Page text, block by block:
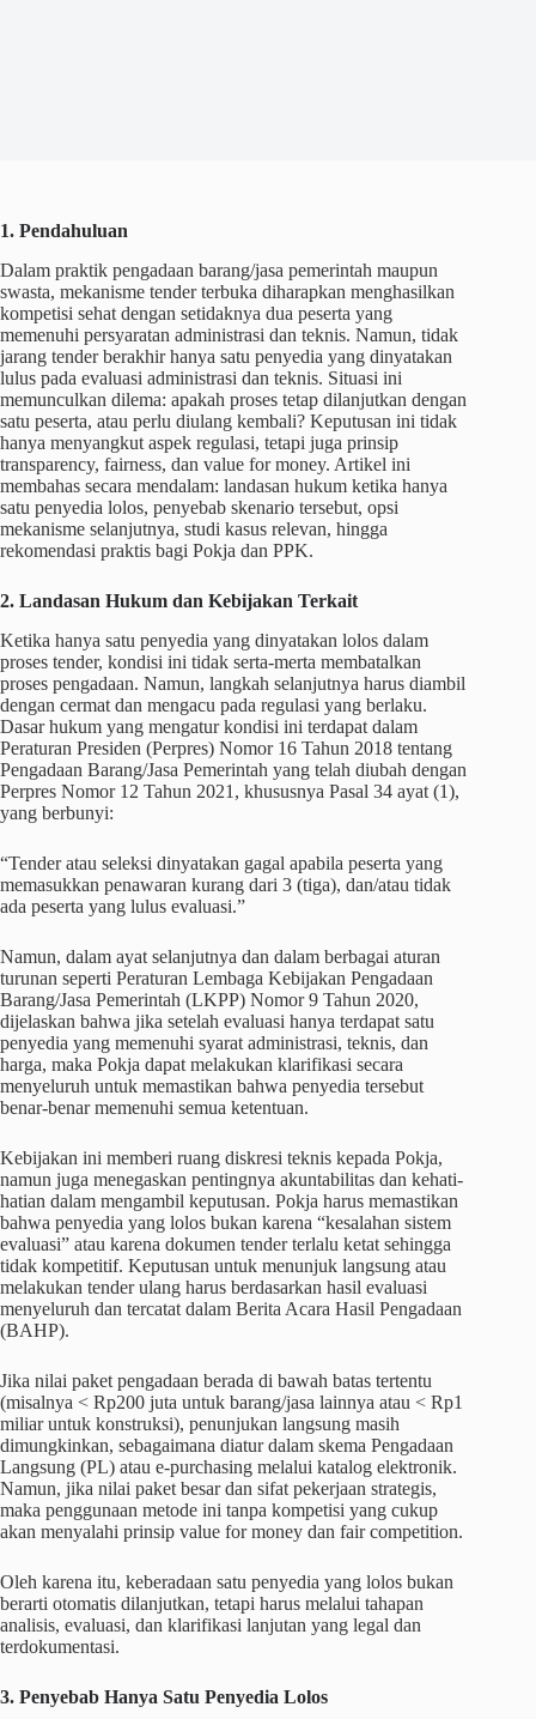
1. Pendahuluan
Dalam praktik pengadaan barang/jasa pemerintah maupun
swasta, mekanisme tender terbuka diharapkan menghasilkan
kompetisi sehat dengan setidaknya dua peserta yang
memenuhi persyaratan administrasi dan teknis. Namun, tidak
jarang tender berakhir hanya satu penyedia yang dinyatakan
lulus pada evaluasi administrasi dan teknis. Situasi ini
memunculkan dilema: apakah proses tetap dilanjutkan dengan
satu peserta, atau perlu diulang kembali? Keputusan ini tidak
hanya menyangkut aspek regulasi, tetapi juga prinsip
transparency, fairness, dan value for money. Artikel ini
membahas secara mendalam: landasan hukum ketika hanya
satu penyedia lolos, penyebab skenario tersebut, opsi
mekanisme selanjutnya, studi kasus relevan, hingga
rekomendasi praktis bagi Pokja dan PPK.
2. Landasan Hukum dan Kebijakan Terkait
Ketika hanya satu penyedia yang dinyatakan lolos dalam
proses tender, kondisi ini tidak serta-merta membatalkan
proses pengadaan. Namun, langkah selanjutnya harus diambil
dengan cermat dan mengacu pada regulasi yang berlaku.
Dasar hukum yang mengatur kondisi ini terdapat dalam
Peraturan Presiden (Perpres) Nomor 16 Tahun 2018 tentang
Pengadaan Barang/Jasa Pemerintah yang telah diubah dengan
Perpres Nomor 12 Tahun 2021, khususnya Pasal 34 ayat (1),
yang berbunyi:
“Tender atau seleksi dinyatakan gagal apabila peserta yang
memasukkan penawaran kurang dari 3 (tiga), dan/atau tidak
ada peserta yang lulus evaluasi.”
Namun, dalam ayat selanjutnya dan dalam berbagai aturan
turunan seperti Peraturan Lembaga Kebijakan Pengadaan
Barang/Jasa Pemerintah (LKPP) Nomor 9 Tahun 2020,
dijelaskan bahwa jika setelah evaluasi hanya terdapat satu
penyedia yang memenuhi syarat administrasi, teknis, dan
harga, maka Pokja dapat melakukan klarifikasi secara
menyeluruh untuk memastikan bahwa penyedia tersebut
benar-benar memenuhi semua ketentuan.
Kebijakan ini memberi ruang diskresi teknis kepada Pokja,
namun juga menegaskan pentingnya akuntabilitas dan kehati-
hatian dalam mengambil keputusan. Pokja harus memastikan
bahwa penyedia yang lolos bukan karena “kesalahan sistem
evaluasi” atau karena dokumen tender terlalu ketat sehingga
tidak kompetitif. Keputusan untuk menunjuk langsung atau
melakukan tender ulang harus berdasarkan hasil evaluasi
menyeluruh dan tercatat dalam Berita Acara Hasil Pengadaan
(BAHP).
Jika nilai paket pengadaan berada di bawah batas tertentu
(misalnya < Rp200 juta untuk barang/jasa lainnya atau < Rp1
miliar untuk konstruksi), penunjukan langsung masih
dimungkinkan, sebagaimana diatur dalam skema Pengadaan
Langsung (PL) atau e-purchasing melalui katalog elektronik.
Namun, jika nilai paket besar dan sifat pekerjaan strategis,
maka penggunaan metode ini tanpa kompetisi yang cukup
akan menyalahi prinsip value for money dan fair competition.
Oleh karena itu, keberadaan satu penyedia yang lolos bukan
berarti otomatis dilanjutkan, tetapi harus melalui tahapan
analisis, evaluasi, dan klarifikasi lanjutan yang legal dan
terdokumentasi.
3. Penyebab Hanya Satu Penyedia Lolos